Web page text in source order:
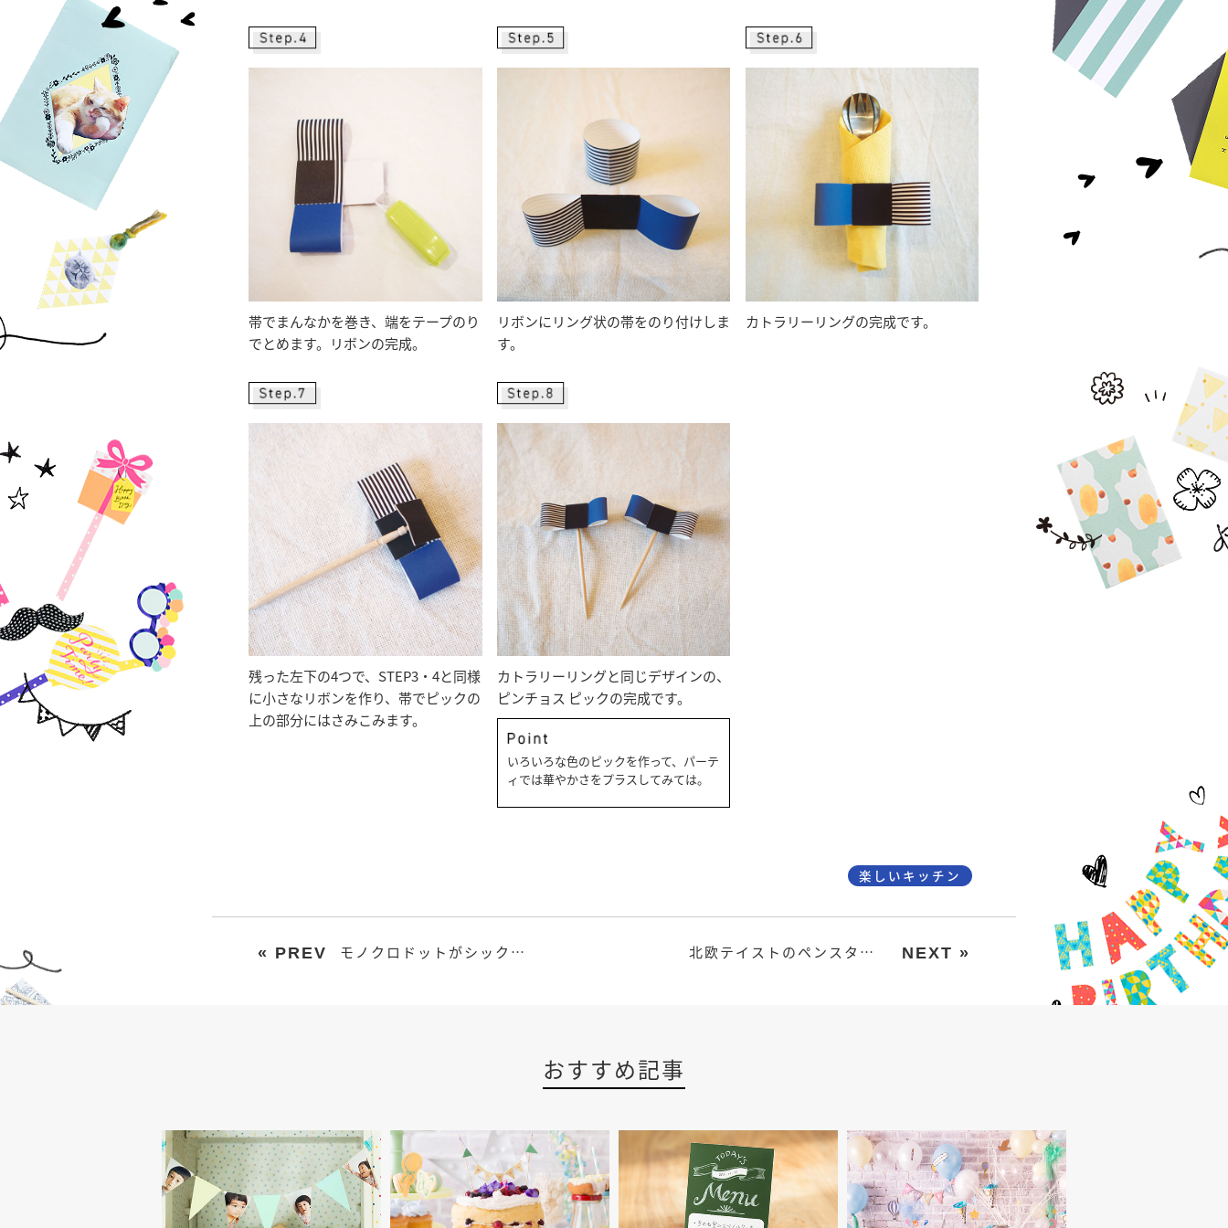
帯でまんなかを巻き、端をテープのり
でとめます。リボンの完成。
リボンにリング状の帯をのり付けしま
す。
カトラリーリングの完成です。
残った左下の4つで、STEP3・4と同様
に小さなリボンを作り、帯でピックの
上の部分にはさみこみます。
カトラリーリングと同じデザインの、
ピンチョス ピックの完成です。
いろいろな色のピックを作って、パーテ
ィでは華やかさをプラスしてみては。
楽しいキッチン
モノクロドットがシックで可愛いペーパーロゼット 北欧テイストのペンスタンドを手作りしちゃおう！
おすすめ記事